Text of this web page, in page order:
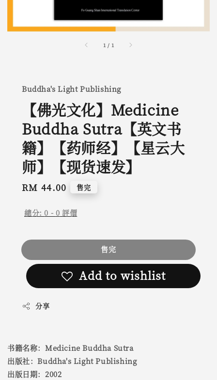
1 / 1
Buddha's Light Publishing
【佛光文化】Medicine
Buddha Sutra【英文书
籍】【药师经】【星云大
师】【现货速发】
Regular
RM 44.00 售完
總分:0 - 0 評價
售完
Add to wishlist
分享
书籍名称：Medicine Buddha Sutra
出版社：Buddha's Light Publishing
出版日期：2002